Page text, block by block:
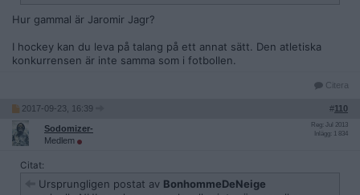
Hur gammal är Jaromir Jagr?
I hockey kan du leva på talang på ett annat sätt. Den atletiska
konkurrensen är inte samma som i fotbollen.
Citera
2017-09-23, 16:39 #110
Sodomizer-
Medlem
Reg: Jul 2013
Inlägg: 1 834
Citat:
Ursprungligen postat av BonhommeDeNeige